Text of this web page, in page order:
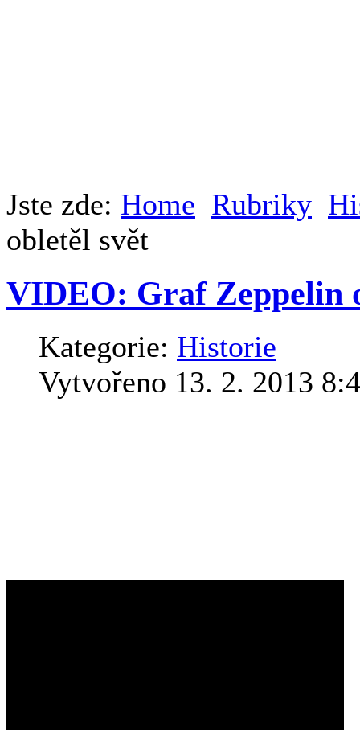
Jste zde: Home Rubriky
obletěl svět
VIDEO: Graf Zeppelin
Kategorie: Historie
Vytvořeno 13. 2. 2013